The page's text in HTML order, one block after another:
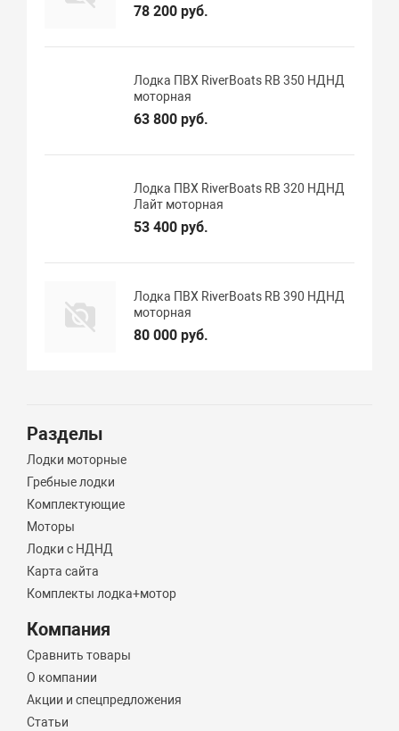
78 200 руб.
Лодка ПВХ RiverBoats RB 350 НДНД
моторная
63 800 руб.
Лодка ПВХ RiverBoats RB 320 НДНД
Лайт моторная
53 400 руб.
Лодка ПВХ RiverBoats RB 390 НДНД
моторная
80 000 руб.
Разделы
Лодки моторные
Гребные лодки
Комплектующие
Моторы
Лодки с НДНД
Карта сайта
Комплекты лодка+мотор
Компания
Сравнить товары
О компании
Акции и спецпредложения
Статьи